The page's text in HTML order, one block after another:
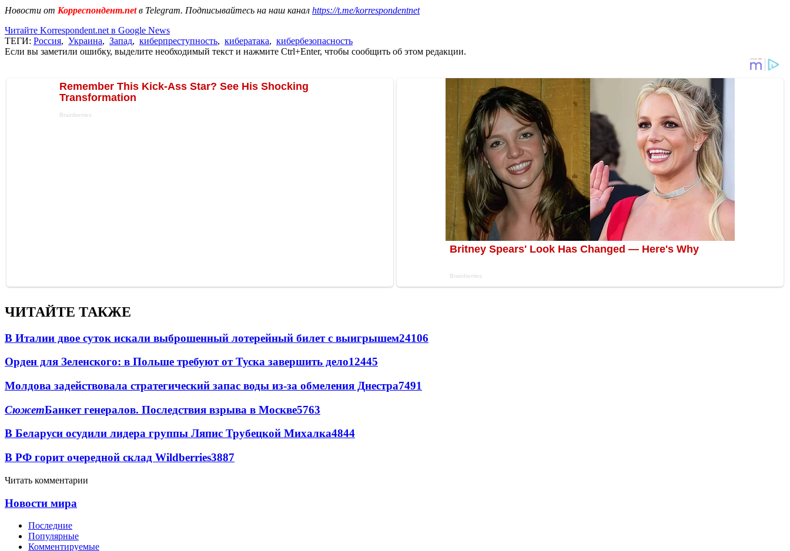
Новости от Корреспондент.netв Telegram. Подписывайтесь на наш канал https://t.me/korrespondentnet
Читайте Korrespondent.net в Google News
ТЕГИ: Россия, Украина, Запад, киберпреступность, кибератака, кибербезопасность
Если вы заметили ошибку, выделите необходимый текст и нажмите Ctrl+Enter, чтобы сообщить об этом редакции.
ЧИТАЙТЕ ТАКЖЕ
В Италии двое суток искали выброшенный лотерейный билет с выигрышем24106
Орден для Зеленского: в Польше требуют от Туска завершить дело12445
Молдова задействовала стратегический запас воды из-за обмеления Днестра7491
СюжетБанкет генералов. Последствия взрыва в Москве5763
В Беларуси осудили лидера группы Ляпис Трубецкой Михалка4844
В РФ горит очередной склад Wildberries3887
Читать комментарии
Новости мира
Последние
Популярные
Комментируемые